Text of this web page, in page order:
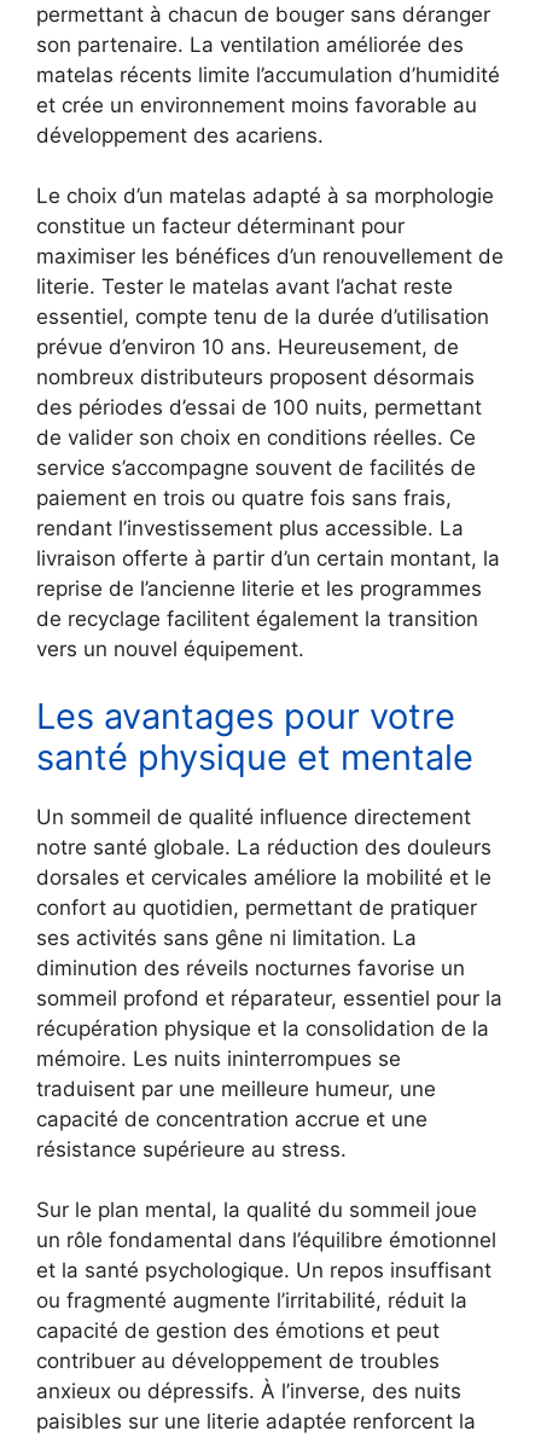
permettant à chacun de bouger sans déranger
son partenaire. La ventilation améliorée des
matelas récents limite l’accumulation d’humidité
et crée un environnement moins favorable au
développement des acariens.
Le choix d’un matelas adapté à sa morphologie
constitue un facteur déterminant pour
maximiser les bénéfices d’un renouvellement de
literie. Tester le matelas avant l’achat reste
essentiel, compte tenu de la durée d’utilisation
prévue d’environ 10 ans. Heureusement, de
nombreux distributeurs proposent désormais
des périodes d’essai de 100 nuits, permettant
de valider son choix en conditions réelles. Ce
service s’accompagne souvent de facilités de
paiement en trois ou quatre fois sans frais,
rendant l’investissement plus accessible. La
livraison offerte à partir d’un certain montant, la
reprise de l’ancienne literie et les programmes
de recyclage facilitent également la transition
vers un nouvel équipement.
Les avantages pour votre
santé physique et mentale
Un sommeil de qualité influence directement
notre santé globale. La réduction des douleurs
dorsales et cervicales améliore la mobilité et le
confort au quotidien, permettant de pratiquer
ses activités sans gêne ni limitation. La
diminution des réveils nocturnes favorise un
sommeil profond et réparateur, essentiel pour la
récupération physique et la consolidation de la
mémoire. Les nuits ininterrompues se
traduisent par une meilleure humeur, une
capacité de concentration accrue et une
résistance supérieure au stress.
Sur le plan mental, la qualité du sommeil joue
un rôle fondamental dans l’équilibre émotionnel
et la santé psychologique. Un repos insuffisant
ou fragmenté augmente l’irritabilité, réduit la
capacité de gestion des émotions et peut
contribuer au développement de troubles
anxieux ou dépressifs. À l’inverse, des nuits
paisibles sur une literie adaptée renforcent la